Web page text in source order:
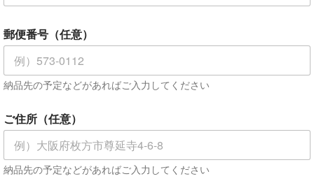
郵便番号（任意）
納品先の予定などがあればご入力してください
ご住所（任意）
納品先の予定などがあればご入力してください